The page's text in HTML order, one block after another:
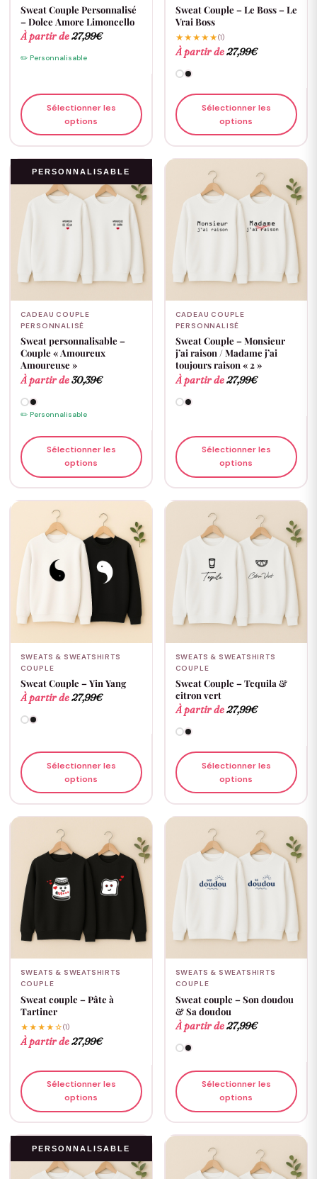
Sweat Couple Personnalisé
– Dolce Amore Limoncello
À partir de27,99€
✏️ Personnalisable
Sélectionner les
options
Sweat Couple – Le Boss – Le
Vrai Boss
★★★★★(1)
À partir de27,99€
Sélectionner les
options
PERSONNALISABLE
CADEAU COUPLE
PERSONNALISÉ
Sweat personnalisable –
Couple « Amoureux
Amoureuse »
À partir de30,39€
✏️ Personnalisable
Sélectionner les
options
CADEAU COUPLE
PERSONNALISÉ
Sweat Couple – Monsieur
j’ai raison / Madame j’ai
toujours raison « 2 »
À partir de27,99€
Sélectionner les
options
SWEATS & SWEATSHIRTS
COUPLE
Sweat Couple – Yin Yang
À partir de27,99€
Sélectionner les
options
SWEATS & SWEATSHIRTS
COUPLE
Sweat Couple – Tequila &
citron vert
À partir de27,99€
Sélectionner les
options
SWEATS & SWEATSHIRTS
COUPLE
Sweat couple – Pâte à
Tartiner
★★★★☆(1)
À partir de27,99€
Sélectionner les
options
SWEATS & SWEATSHIRTS
COUPLE
Sweat couple – Son doudou
& Sa doudou
À partir de27,99€
Sélectionner les
options
PERSONNALISABLE